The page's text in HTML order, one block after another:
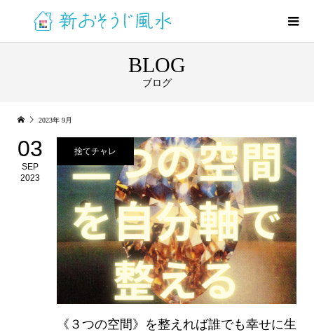
BLOG
ブログ
2023年 9月
03
SEP
2023
捨てチャレ
《３つの空間》を整えれば誰でも幸せに生